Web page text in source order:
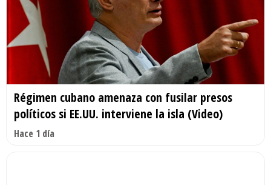
Régimen cubano amenaza con fusilar presos
políticos si EE.UU. interviene la isla (Video)
Hace 1 día